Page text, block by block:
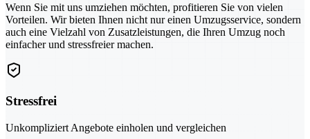
Wenn Sie mit uns umziehen möchten, profitieren Sie von vielen
Vorteilen. Wir bieten Ihnen nicht nur einen Umzugsservice, sondern
auch eine Vielzahl von Zusatzleistungen, die Ihren Umzug noch
einfacher und stressfreier machen.
Stressfrei
Unkompliziert Angebote einholen und vergleichen